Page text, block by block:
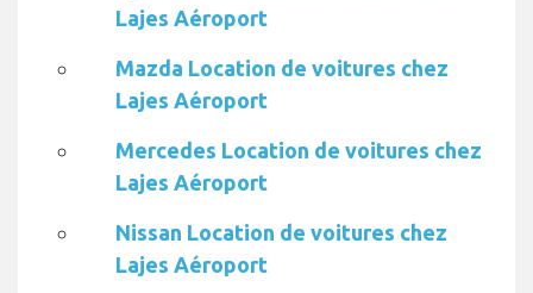
Lajes Aéroport
Mazda Location de voitures chez
Lajes Aéroport
Mercedes Location de voitures chez
Lajes Aéroport
Nissan Location de voitures chez
Lajes Aéroport